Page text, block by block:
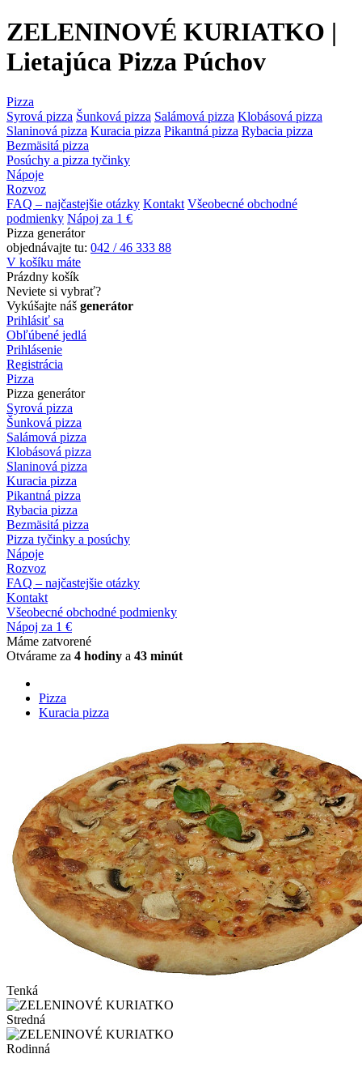
ZELENINOVÉ KURIATKO |
Lietajúca Pizza Púchov
Pizza
Syrová pizza Šunková pizza Salámová pizza Klobásová pizza
Slaninová pizza Kuracia pizza Pikantná pizza Rybacia pizza
Bezmäsitá pizza
Posúchy a pizza tyčinky
Nápoje
Rozvoz
FAQ – najčastejšie otázky Kontakt Všeobecné obchodné
podmienky Nápoj za 1 €
Pizza generátor
objednávajte tu: 042 / 46 333 88
V košíku máte
Prázdny košík
Neviete si vybrať?
Vykúšajte náš generátor
Prihlásiť sa
Obľúbené jedlá
Prihlásenie
Registrácia
Pizza
Pizza generátor
Syrová pizza
Šunková pizza
Salámová pizza
Klobásová pizza
Slaninová pizza
Kuracia pizza
Pikantná pizza
Rybacia pizza
Bezmäsitá pizza
Pizza tyčinky a posúchy
Nápoje
Rozvoz
FAQ – najčastejšie otázky
Kontakt
Všeobecné obchodné podmienky
Nápoj za 1 €
Máme zatvorené
Otvárame za 4 hodiny a 43 minút
Pizza
Kuracia pizza
Tenká
Stredná
Rodinná